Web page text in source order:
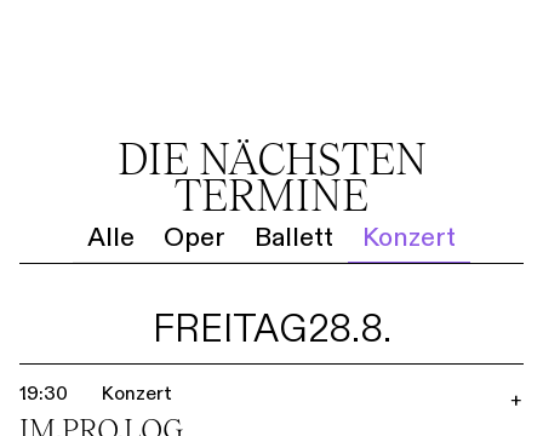
DIE NÄCHSTEN
TERMINE
Alle Oper Ballett Konzert
FREITAG28.8.
19:30 Konzert +